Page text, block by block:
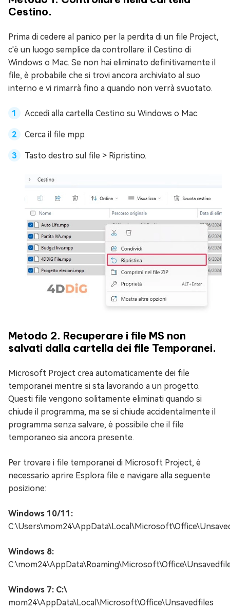
Cestino.
Prima di cedere al panico per la perdita di un file Project,
c'è un luogo semplice da controllare: il Cestino di
Windows o Mac. Se non hai eliminato definitivamente il
file, è probabile che si trovi ancora archiviato al suo
interno e vi rimarrà fino a quando non verrà svuotato.
Accedi alla cartella Cestino su Windows o Mac.
Cerca il file mpp.
Tasto destro sul file > Ripristino.
Metodo 2. Recuperare i file MS non
salvati dalla cartella dei file Temporanei.
Microsoft Project crea automaticamente dei file
temporanei mentre si sta lavorando a un progetto.
Questi file vengono solitamente eliminati quando si
chiude il programma, ma se si chiude accidentalmente il
programma senza salvare, è possibile che il file
temporaneo sia ancora presente.
Per trovare i file temporanei di Microsoft Project, è
necessario aprire Esplora file e navigare alla seguente
posizione:
Windows 10/11:
Windows 8:
Windows 7: C:\
mom24\AppData\Local\Microsoft\Office\Unsavedfiles